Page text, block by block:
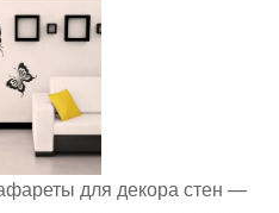
для декора стен —